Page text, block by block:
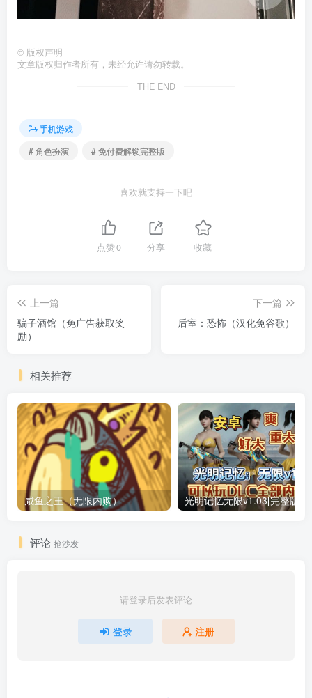
© 版权声明
文章版权归作者所有，未经允许请勿转载。
THE END
手机游戏
# 角色扮演
# 免付费解锁完整版
喜欢就支持一下吧
点赞0 分享 收藏
上一篇
骗子酒馆（免广告获取奖
励）
下一篇
后室：恐怖（汉化免谷歌）
相关推荐
咸鱼之王（无限内购）
评论 抢沙发
请登录后发表评论
登录 注册